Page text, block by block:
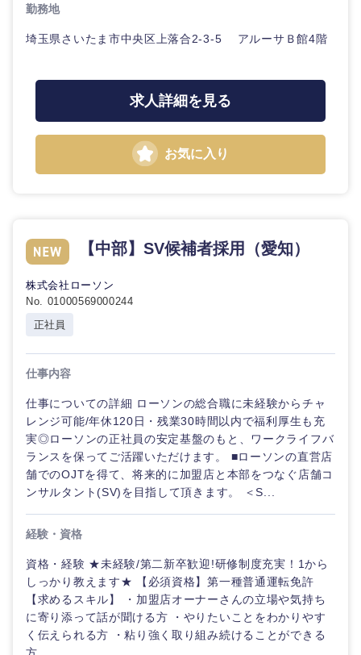
その他
群馬県 埼玉県
東京都
神奈川県
勤務地
埼玉県さいたま市中央区上落合2-3-5 アルーサＢ館4階
求人詳細を見る
お気に入り
【中部】SV候補者採用（愛知）
株式会社ローソン
No. 01000569000244
正社員
仕事内容
仕事についての詳細 ローソンの総合職に未経験からチャ
レンジ可能/年休120日・残業30時間以内で福利厚生も充
実◎ローソンの正社員の安定基盤のもと、ワークライフバ
ランスを保ってご活躍いただけます。 ■ローソンの直営店
舗でのOJTを得て、将来的に加盟店と本部をつなぐ店舗コ
ンサルタント(SV)を目指して頂きます。 ＜S...
経験・資格
資格・経験 ★未経験/第二新卒歓迎!研修制度充実！1から
しっかり教えます★ 【必須資格】第一種普通運転免許
【求めるスキル】 ・加盟店オーナーさんの立場や気持ち
に寄り添って話が聞ける方 ・やりたいことをわかりやす
く伝えられる方 ・粘り強く取り組み続けることができる